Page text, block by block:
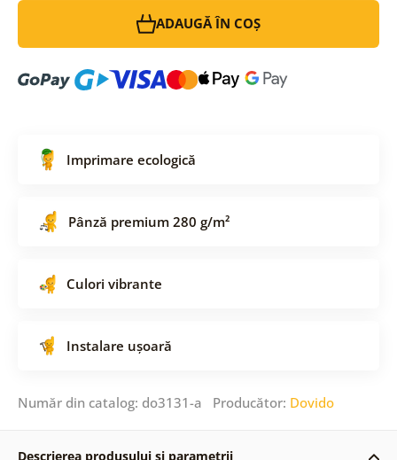
ADAUGĂ ÎN COȘ
Imprimare ecologică
Pânză premium 280 g/m²
Culori vibrante
Instalare ușoară
Număr din catalog: do3131-a Producător: Dovido
Descrierea produsului și parametrii